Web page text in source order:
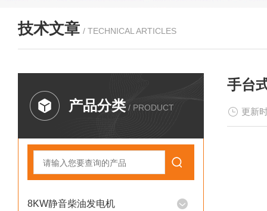
技术文章 / TECHNICAL ARTICLES
产品分类 / PRODUCT
8KW静音柴油发电机
手台
更新